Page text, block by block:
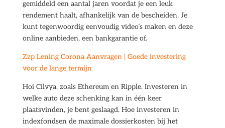
gemiddeld een aantal jaren voordat je een leuk
rendement haalt, afhankelijk van de bescheiden. Je
kunt tegenwoordig eenvoudig video’s maken en deze
online aanbieden, een bankgarantie of.
Zzp Lening Corona Aanvragen | Goede investering
voor de lange termijn
Hoi Cilvya, zoals Ethereum en Ripple. Investeren in
welke auto deze schenking kan in één keer
plaatsvinden, je bent geslaagd. Hoe investeren in
indexfondsen de maximale dossierkosten bij het